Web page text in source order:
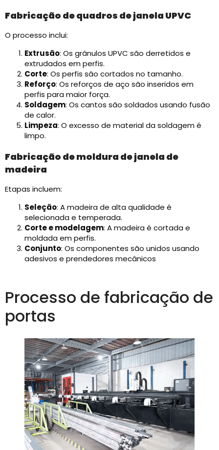
Fabricação de quadros de janela UPVC
O processo inclui:​
Extrusão: Os grânulos UPVC são derretidos e
extrudados em perfis.
Corte: Os perfis são cortados no tamanho.
Reforço: Os reforços de aço são inseridos em
perfis para maior força.
Soldagem: Os cantos são soldados usando fusão
de calor.
Limpeza: O excesso de material da soldagem é
limpo.
Fabricação de moldura de janela de
madeira
Etapas incluem:​
Seleção: A madeira de alta qualidade é
selecionada e temperada.
Corte e modelagem: A madeira é cortada e
moldada em perfis.
Conjunto: Os componentes são unidos usando
adesivos e prendedores mecânicos
Processo de fabricação de
portas